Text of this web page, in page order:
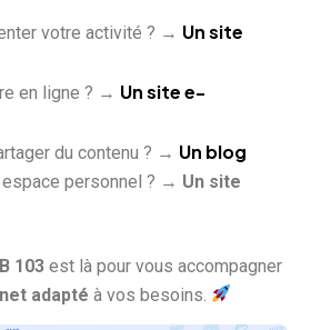
votre activité ? → Un site
en ligne ? → Un site e-
du contenu ? → Un blog
personnel ? → Un site
103 est là pour vous accompagner
adapté à vos besoins.